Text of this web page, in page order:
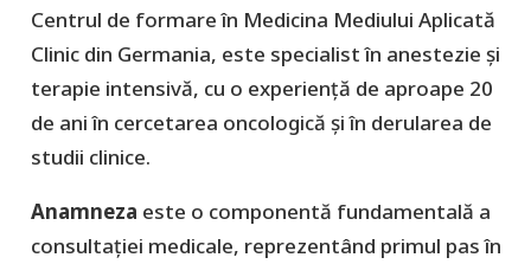
Centrul de formare în Medicina Mediului Aplicată
Clinic din Germania, este specialist în anestezie și
terapie intensivă, cu o experiență de aproape 20
de ani în cercetarea oncologică și în derularea de
studii clinice.
Anamneza este o componentă fundamentală a
consultației medicale, reprezentând primul pas în